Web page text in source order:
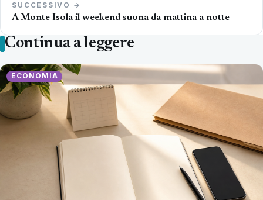
SUCCESSIVO →
A Monte Isola il weekend suona da mattina a notte
Continua a leggere
ECONOMIA